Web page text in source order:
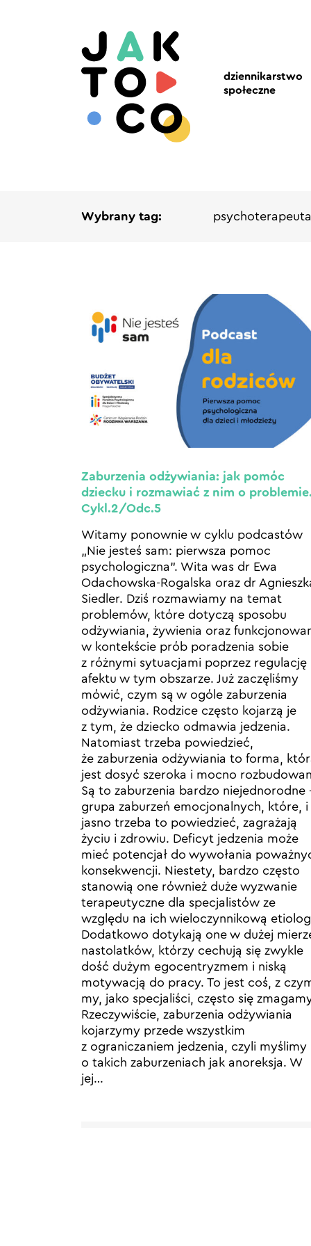
dziennikarstwo
społeczne
Wybrany tag: psychoterapeuta
Zaburzenia odżywiania: jak pomóc
dziecku i rozmawiać z nim o
Cykl.2/Odc.5
Witamy ponownie w cyklu podcastów
„Nie jesteś sam: pierwsza pomoc
psychologiczna”. Wita was dr Ewa
Odachowska-Rogalska oraz dr
Siedler. Dziś rozmawiamy na temat
problemów, które dotyczą sposobu
odżywiania, żywienia oraz
w kontekście prób poradzenia sobie
z różnymi sytuacjami poprzez regulację
afektu w tym obszarze. Już zaczęliśmy
mówić, czym są w ogóle zaburzenia
odżywiania. Rodzice często kojarzą je
z tym, że dziecko odmawia jedzenia.
Natomiast trzeba powiedzieć,
że zaburzenia odżywiania to forma,
jest dosyć szeroka i mocno
Są to zaburzenia bardzo niejednorodne
grupa zaburzeń emocjonalnych, które,
jasno trzeba to powiedzieć, zagrażają
życiu i zdrowiu. Deficyt jedzenia może
mieć potencjał do wywołania
konsekwencji. Niestety, bardzo często
stanowią one również duże wyzwanie
terapeutyczne dla specjalistów ze
względu na ich wieloczynnikową
Dodatkowo dotykają one w dużej
nastolatków, którzy cechują się zwykle
dość dużym egocentryzmem i niską
motywacją do pracy. To jest coś, z
my, jako specjaliści, często się
Rzeczywiście, zaburzenia odżywiania
kojarzymy przede wszystkim
z ograniczaniem jedzenia, czyli myślimy
o takich zaburzeniach jak anoreksja. W
jej…